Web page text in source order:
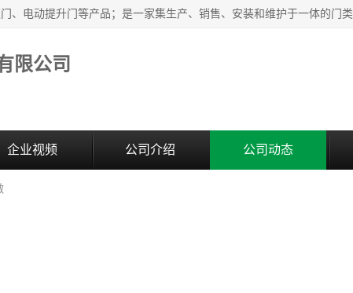
限公司
企业视频 公司介绍 公司动态